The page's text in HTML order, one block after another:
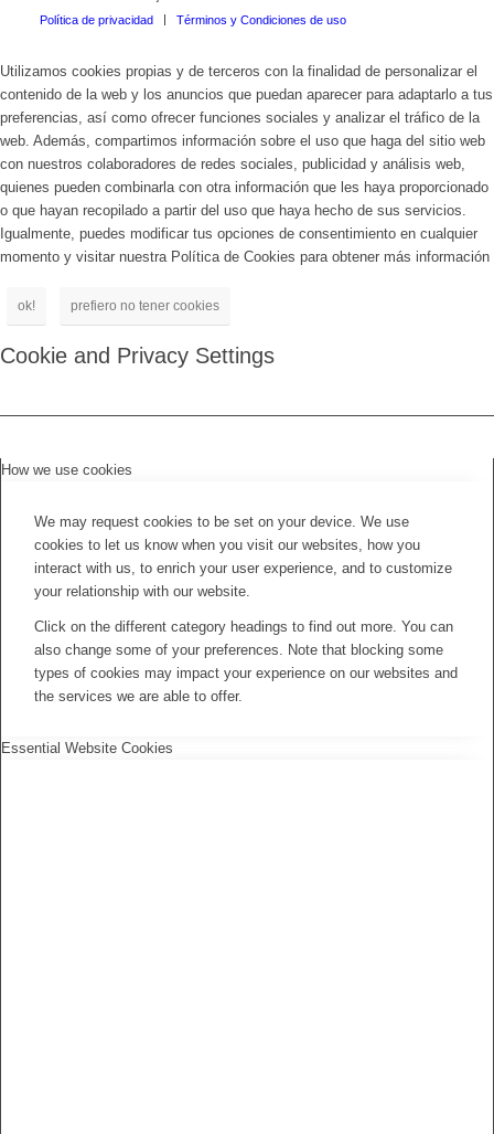
Política de privacidad
Términos y Condiciones de uso
Utilizamos cookies propias y de terceros con la finalidad de personalizar el
contenido de la web y los anuncios que puedan aparecer para adaptarlo a tus
preferencias, así como ofrecer funciones sociales y analizar el tráfico de la
web. Además, compartimos información sobre el uso que haga del sitio web
con nuestros colaboradores de redes sociales, publicidad y análisis web,
quienes pueden combinarla con otra información que les haya proporcionado
o que hayan recopilado a partir del uso que haya hecho de sus servicios.
Igualmente, puedes modificar tus opciones de consentimiento en cualquier
momento y visitar nuestra Política de Cookies para obtener más información
ok! prefiero no tener cookies
Cookie and Privacy Settings
How we use cookies
We may request cookies to be set on your device. We use
cookies to let us know when you visit our websites, how you
interact with us, to enrich your user experience, and to customize
your relationship with our website.
Click on the different category headings to find out more. You can
also change some of your preferences. Note that blocking some
types of cookies may impact your experience on our websites and
the services we are able to offer.
Essential Website Cookies